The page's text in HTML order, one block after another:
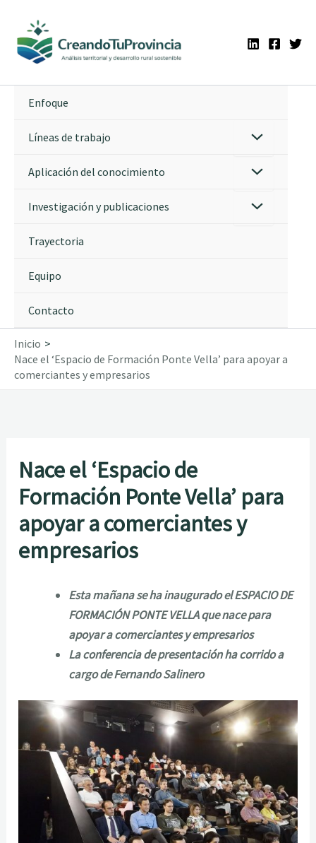
contenido
Enfoque
Líneas de trabajo
Aplicación del conocimiento
Investigación y publicaciones
Trayectoria
Equipo
Contacto
Inicio
Nace el ‘Espacio de Formación Ponte Vella’ para apoyar a
comerciantes y empresarios
Nace el ‘Espacio de
Formación Ponte Vella’ para
apoyar a comerciantes y
empresarios
Esta mañana se ha inaugurado el ESPACIO DE
FORMACIÓN PONTE VELLA que nace para
apoyar a comerciantes y empresarios
La conferencia de presentación ha corrido a
cargo de Fernando Salinero